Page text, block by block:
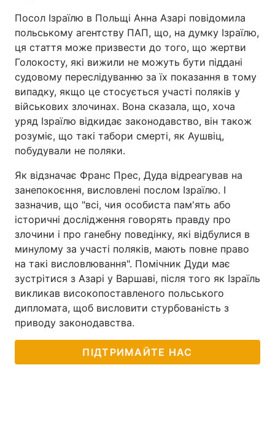
Посол Ізраїлю в Польщі Анна Азарі повідомила
польському агентству ПАП, що, на думку Ізраїлю,
ця стаття може призвести до того, що жертви
Голокосту, які вижили не можуть бути піддані
судовому переслідуванню за їх показання в тому
випадку, якщо це стосується участі поляків у
військових злочинах. Вона сказала, що, хоча
уряд Ізраїлю відкидає законодавство, він також
розуміє, що такі табори смерті, як Аушвіц,
побудували не поляки.
Як відзначає Франс Прес, Дуда відреагував на
занепокоєння, висловлені послом Ізраїлю. І
зазначив, що "всі, чия особиста пам'ять або
історичні дослідження говорять правду про
злочини і про ганебну поведінку, які відбулися в
минулому за участі поляків, мають повне право
на такі висловлювання". Помічник Дуди має
зустрітися з Азарі у Варшаві, після того як Ізраїль
викликав високопоставленого польського
дипломата, щоб висловити стурбованість з
приводу законодавства.
ПІДТРИМАЙТЕ НАС